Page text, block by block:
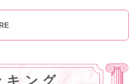
キング